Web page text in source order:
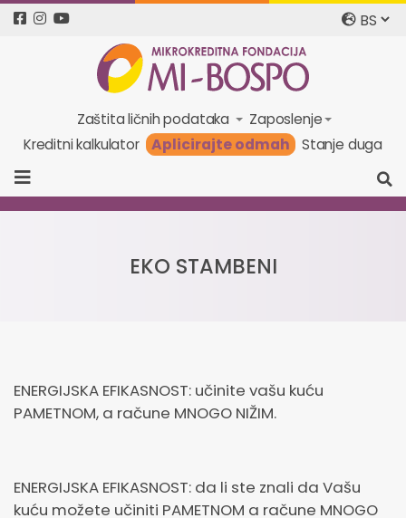
Zaštita ličnih podataka
Zaposlenje
Kreditni kalkulator
Aplicirajte odmah Stanje duga
EKO STAMBENI
ENERGIJSKA EFIKASNOST: učinite vašu kuću
PAMETNOM, a račune MNOGO NIŽIM.
ENERGIJSKA EFIKASNOST: da li ste znali da Vašu
kuću možete učiniti PAMETNOM a račune MNOGO